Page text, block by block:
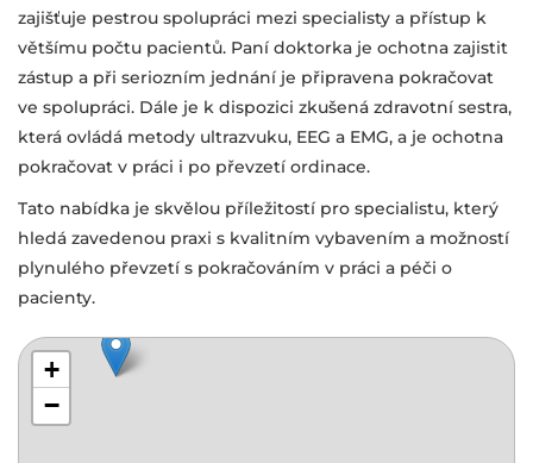
zajišťuje pestrou spolupráci mezi specialisty a přístup k
většímu počtu pacientů. Paní doktorka je ochotna zajistit
zástup a při seriozním jednání je připravena pokračovat
ve spolupráci. Dále je k dispozici zkušená zdravotní sestra,
která ovládá metody ultrazvuku, EEG a EMG, a je ochotna
pokračovat v práci i po převzetí ordinace.
Tato nabídka je skvělou příležitostí pro specialistu, který
hledá zavedenou praxi s kvalitním vybavením a možností
plynulého převzetí s pokračováním v práci a péči o
pacienty.
+
−